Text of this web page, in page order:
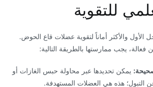
للتقوية
الأول والأكثر أماناً لتقوية عضلات قاع الحوض.
فعالة، يجب ممارستها بالطريقة التالية:
يمكن تحديدها عبر محاولة حبس الغازات أو
التبول؛ هذه هي العضلات المستهدفة.